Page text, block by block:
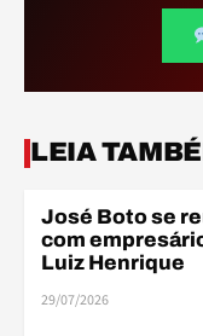
LEIA
ELENCO
José Boto se
com
Luiz Henrique
29/07/2026